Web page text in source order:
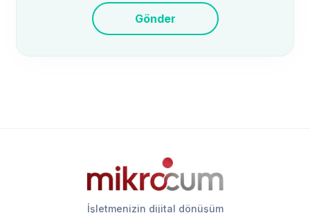
Gönder
İşletmenizin dijital dönüşüm